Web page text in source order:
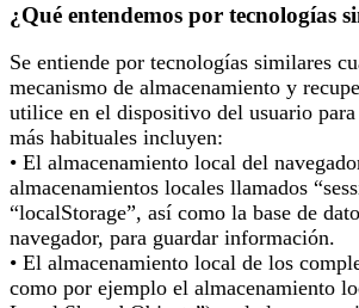
¿Qué entendemos por tecnologías
Se entiende por tecnologías similares
mecanismo de almacenamiento y
utilice en el dispositivo del usuario
más habituales incluyen:
• El almacenamiento local del
almacenamientos locales llamados
“localStorage”, así como la base de
navegador, para guardar información.
• El almacenamiento local de los
como por ejemplo el almacenamiento